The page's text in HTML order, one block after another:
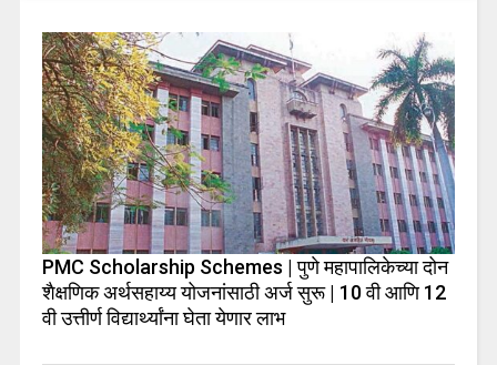
PMC Scholarship Schemes | पुणे महापालिकेच्या दोन
शैक्षणिक अर्थसहाय्य योजनांसाठी अर्ज सुरू | 10 वी आणि 12
वी उत्तीर्ण विद्यार्थ्यांना घेता येणार लाभ